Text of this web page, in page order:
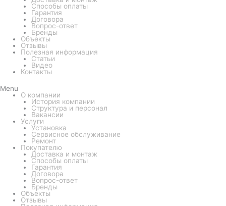
Способы оплаты
Гарантия
Договора
Вопрос-ответ
Бренды
Объекты
Отзывы
Полезная информация
Статьи
Видео
Контакты
Menu
О компании
История компании
Структура и персонал
Вакансии
Услуги
Установка
Сервисное обслуживание
Ремонт
Покупателю
Доставка и монтаж
Способы оплаты
Гарантия
Договора
Вопрос-ответ
Бренды
Объекты
Отзывы